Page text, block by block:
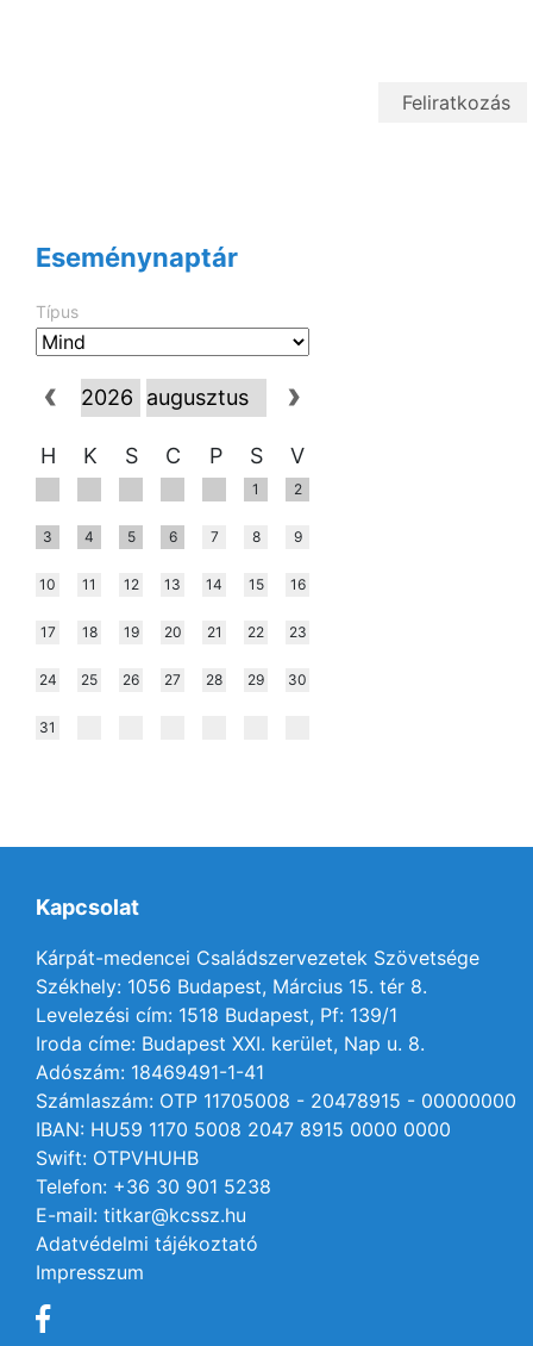
Eseménynaptár
Típus
H K S C P S V
1 2
3 4 5 6 7 8 9
10 11 12 13 14 15 16
17 18 19 20 21 22 23
24 25 26 27 28 29 30
31
Kapcsolat
Kárpát-medencei Családszervezetek Szövetsége
Székhely: 1056 Budapest, Március 15. tér 8.
Levelezési cím: 1518 Budapest, Pf: 139/1
Iroda címe: Budapest XXI. kerület, Nap u. 8.
Adószám: 18469491-1-41
Számlaszám: OTP 11705008 - 20478915 - 00000000
IBAN: HU59 1170 5008 2047 8915 0000 0000
Swift: OTPVHUHB
Telefon: +36 30 901 5238
E-mail: titkar@kcssz.hu
Adatvédelmi tájékoztató
Impresszum